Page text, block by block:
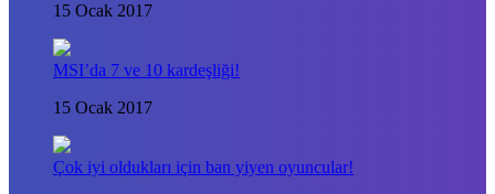
15 Ocak 2017
MSI’da 7 ve 10 kardeşliği!
15 Ocak 2017
Çok iyi oldukları için ban yiyen oyuncular!